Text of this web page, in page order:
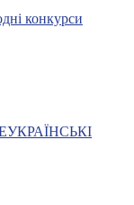
конкурси